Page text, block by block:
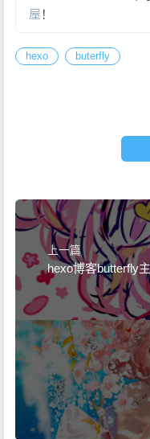
20
21
23
31
32
34
35
36
37
38
39
40
41
42
44
-webkit-
-webkit-
    fill:
}
.waves-area
-webkit-
-webkit-
animation-
    fill:
}
.waves-area
-webkit-
屋 ！
hexo buterfly
上一篇
hexo博客butterfly
色模式